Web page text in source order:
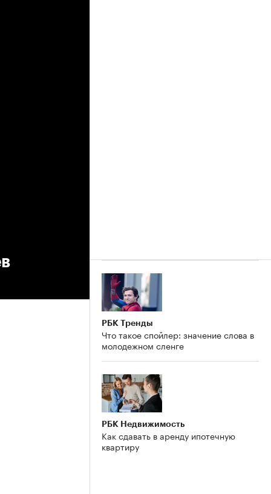
РБК Тренды
Что такое спойлер: значение слова в
молодежном сленге
РБК Недвижимость
Как сдавать в аренду ипотечную
квартиру